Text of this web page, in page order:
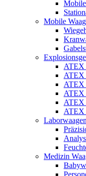
Mobile
Mobile
ATEX
ATEX
ATEX
ATEX
ATEX
ATEX
Laborwaagen
Medizin